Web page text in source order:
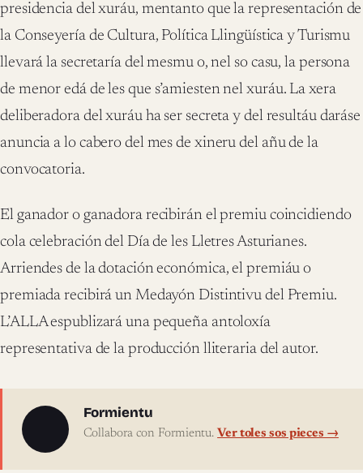
presidencia del xuráu, mentanto que la representación de
la Conseyería de Cultura, Política Llingüística y Turismu
llevará la secretaría del mesmu o, nel so casu, la persona
de menor edá de les que s’amiesten nel xuráu. La xera
deliberadora del xuráu ha ser secreta y del resultáu daráse
anuncia a lo cabero del mes de xineru del añu de la
convocatoria.
El ganador o ganadora recibirán el premiu coincidiendo
cola celebración del Día de les Lletres Asturianes.
Arriendes de la dotación económica, el premiáu o
premiada recibirá un Medayón Distintivu del Premiu.
L’ALLA espublizará una pequeña antoloxía
representativa de la producción lliteraria del autor.
Sobre l'autor
Formientu
Collabora con Formientu.Ver toles sos pieces →